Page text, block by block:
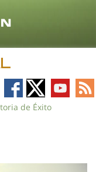
Regiones/Idiomas
Follow
on
Follow
on
Follow
on
on
de Éxito